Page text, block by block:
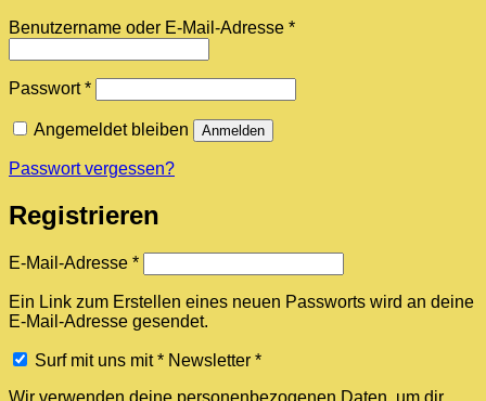
Benutzername oder E-Mail-Adresse *Erforderlich
Passwort*Erforderlich
Angemeldet bleiben Anmelden
Passwort vergessen?
Registrieren
E-Mail-Adresse *Erforderlich
Ein Link zum Erstellen eines neuen Passworts wird an deine
E-Mail-Adresse gesendet.
Surf mit uns mit * Newsletter *
Wir verwenden deine personenbezogenen Daten, um dir